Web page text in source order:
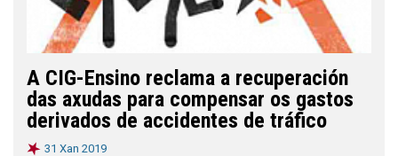
A CIG-Ensino reclama a recuperación
das axudas para compensar os gastos
derivados de accidentes de tráfico
31 Xan 2019